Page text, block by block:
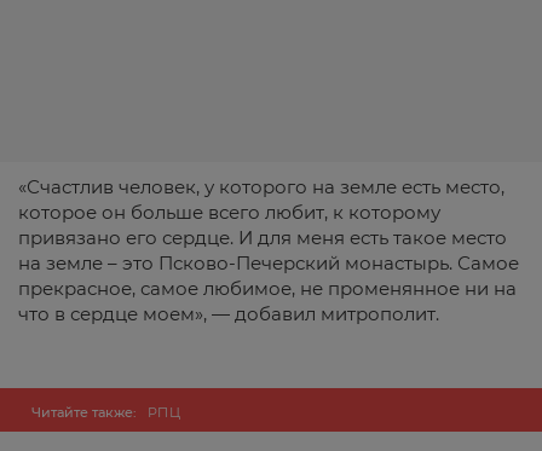
«Счастлив человек, у которого на земле есть место,
которое он больше всего любит, к которому
привязано его сердце. И для меня есть такое место
на земле – это Псково-Печерский монастырь. Самое
прекрасное, самое любимое, не променянное ни на
что в сердце моем», — добавил митрополит.
Читайте также: РПЦ